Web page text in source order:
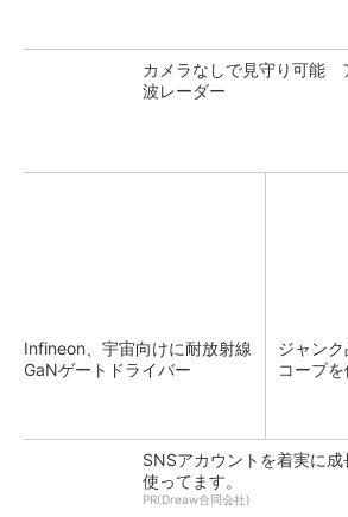
カメラなしで見守り可能
波レーダー
Infineon、宇宙向けに耐放射線
GaNゲートドライバー
ジャン
コープを
SNSアカウントを着実に
使ってます。
PR(Dreaw合同会社)